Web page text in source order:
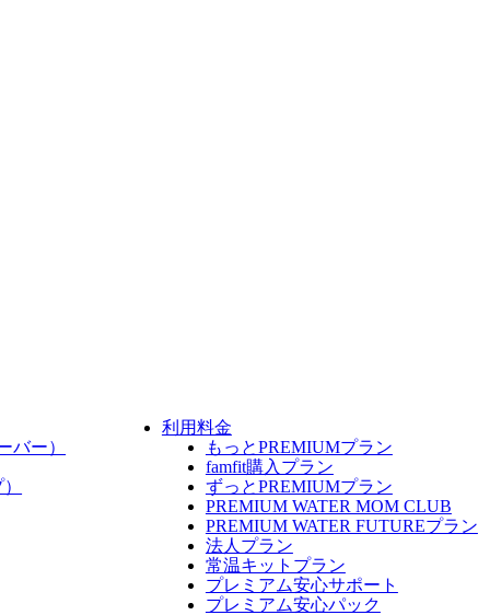
バー）
利用料金
もっとPREMIUMプラン
famfit購入プラン
ずっとPREMIUMプラン
PREMIUM WATER MOM CLUB
PREMIUM WATER FUTUREプラン
法人プラン
常温キットプラン
プレミアム安心サポート
プレミアム安心パック